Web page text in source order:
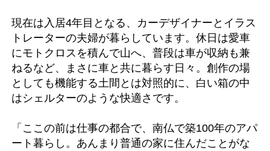
現在は入居4年目となる、カーデザイナーとイラス
トレーターの夫婦が暮らしています。休日は愛車
にモトクロスを積んで山へ、普段は車が収納も兼
ねるなど、まさに車と共に暮らす日々。創作の場
としても機能する土間とは対照的に、白い箱の中
はシェルターのような快適さです。
「ここの前は仕事の都合で、南仏で築100年のアパ
ート暮らし。あんまり普通の家に住んだことがな